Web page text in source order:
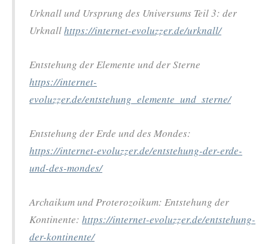
Urknall und Ursprung des Universums Teil 3: der
Urknallhttps://internet-evoluzzer.de/urknall/
Entstehung der Elemente und der Sterne
https://internet-
evoluzzer.de/entstehung_elemente_und_sterne/
Entstehung der Erde und des Mondes:
https://internet-evoluzzer.de/entstehung-der-erde-
und-des-mondes/
Archaikum und Proterozoikum: Entstehung der
Kontinente: https://internet-evoluzzer.de/entstehung-
der-kontinente/